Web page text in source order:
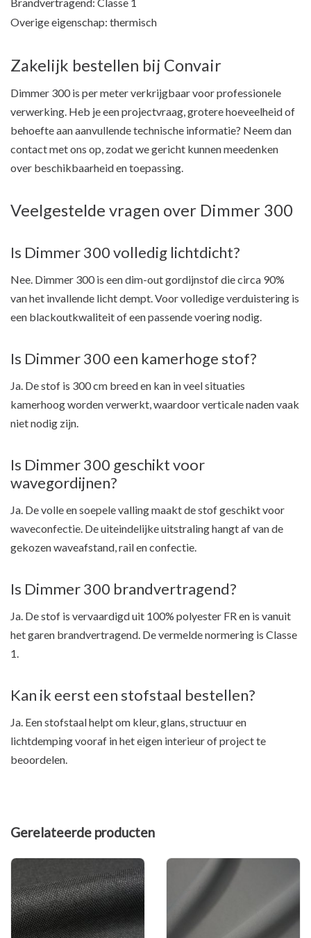
Overige eigenschap: thermisch
Zakelijk bestellen bij Convair
Dimmer 300 is per meter verkrijgbaar voor professionele
verwerking. Heb je een projectvraag, grotere hoeveelheid of
behoefte aan aanvullende technische informatie? Neem dan
contact met ons op, zodat we gericht kunnen meedenken
over beschikbaarheid en toepassing.
Veelgestelde vragen over Dimmer 300
Is Dimmer 300 volledig lichtdicht?
Nee. Dimmer 300 is een dim-out gordijnstof die circa 90%
van het invallende licht dempt. Voor volledige verduistering is
een blackoutkwaliteit of een passende voering nodig.
Is Dimmer 300 een kamerhoge stof?
Ja. De stof is 300 cm breed en kan in veel situaties
kamerhoog worden verwerkt, waardoor verticale naden vaak
niet nodig zijn.
Is Dimmer 300 geschikt voor
wavegordijnen?
Ja. De volle en soepele valling maakt de stof geschikt voor
waveconfectie. De uiteindelijke uitstraling hangt af van de
gekozen waveafstand, rail en confectie.
Is Dimmer 300 brandvertragend?
Ja. De stof is vervaardigd uit 100% polyester FR en is vanuit
het garen brandvertragend. De vermelde normering is Classe
1.
Kan ik eerst een stofstaal bestellen?
Ja. Een stofstaal helpt om kleur, glans, structuur en
lichtdemping vooraf in het eigen interieur of project te
beoordelen.
Gerelateerde producten